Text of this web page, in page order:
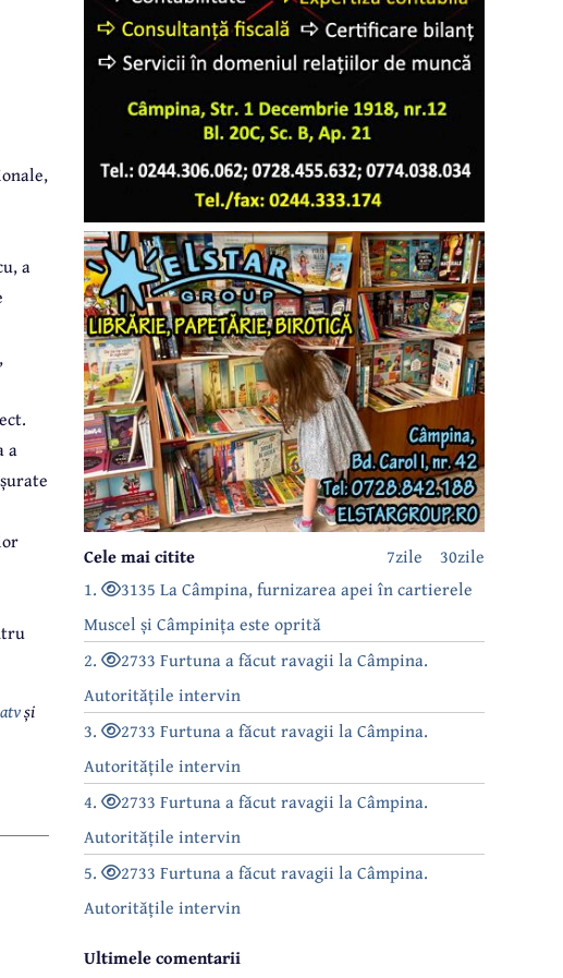
a
a
și
30zile
7zile
Cele mai citite
1.
3135 La Câmpina, furnizarea apei în cartierele
Muscel și Câmpinița este oprită
2.
2733 Furtuna a făcut ravagii la Câmpina.
Autoritățile intervin
3.
2733 Furtuna a făcut ravagii la Câmpina.
Autoritățile intervin
4.
2733 Furtuna a făcut ravagii la Câmpina.
Autoritățile intervin
5.
2733 Furtuna a făcut ravagii la Câmpina.
Autoritățile intervin
Ultimele comentarii